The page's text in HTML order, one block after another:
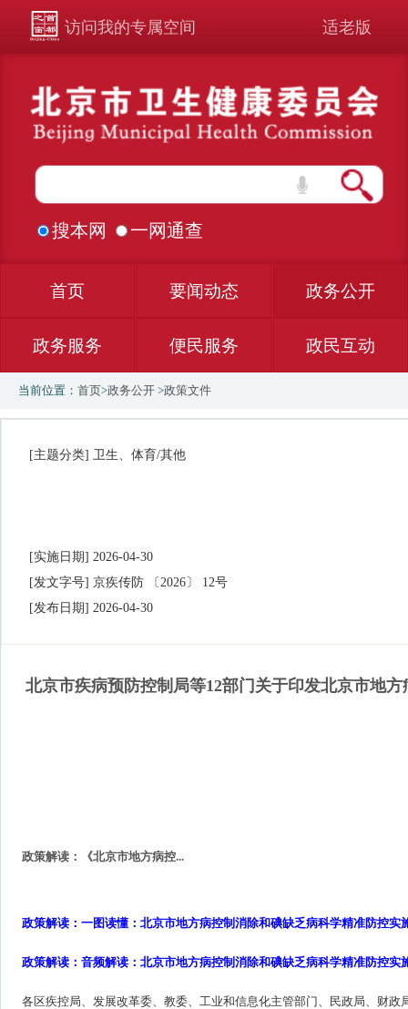
访问我的专属空间 适老版
搜本网 一网通查
首页 要闻动态 政务公开
政务服务 便民服务 政民互动
当前位置： 首页>政务公开 >政策文件
[主题分类] 卫生、体育/其他
[实施日期] 2026-04-30
[发文字号] 京疾传防 〔2026〕 12号
[发布日期] 2026-04-30
北京市疾病预防控制局等12部门关于印发北京市地
政策解读：《北京市地方病控...
政策解读： 一图读懂：北京市地方病控制消除和碘缺乏病科学精准防控
政策解读： 音频解读：北京市地方病控制消除和碘缺乏病科学精准防控
各区疾控局、发展改革委、教委、工业和信息化主管部门、民政局、财